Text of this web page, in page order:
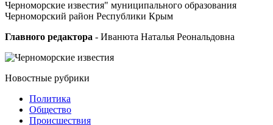
Черноморские известия" муниципального образования
Черноморский район Республики Крым
Главного редактора - Иванюта Наталья Реональдовна
Новостные рубрики
Политика
Общество
Проиcшествия